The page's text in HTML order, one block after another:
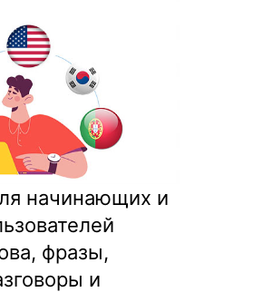
начинающих и
фразы,
и